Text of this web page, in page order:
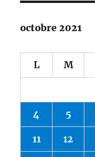
octobre 2021
L M
4 5
11 12